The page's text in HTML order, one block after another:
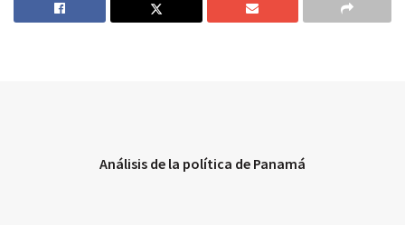
Análisis de la política de Panamá